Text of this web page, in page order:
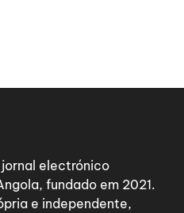
jornal electrónico
fundado em 2021.
e independente,